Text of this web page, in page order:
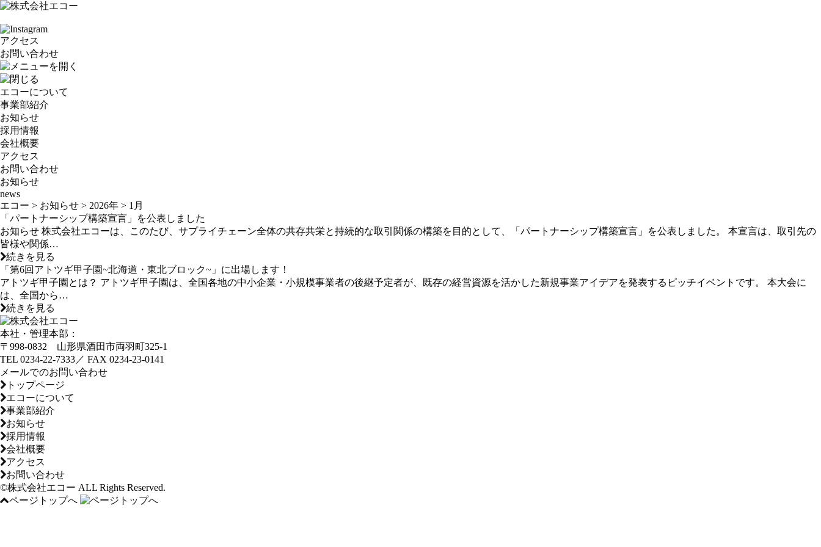
アクセス
お問い合わせ
エコーについて
事業部紹介
お知らせ
採用情報
会社概要
アクセス
お問い合わせ
お知らせ
news
エコー > お知らせ > 2026年 > 1月
「パートナーシップ構築宣言」を公表しました
お知らせ 株式会社エコーは、このたび、サプライチェーン全体の共存共栄と持続的な取引関係の構築を目的として、「パートナーシップ構築宣言」を公表しました。 本宣言は、取引先の
皆様や関係…
続きを見る
「第6回アトツギ甲子園~北海道・東北ブロック~」に出場します！
アトツギ甲子園とは？ アトツギ甲子園は、全国各地の中小企業・小規模事業者の後継予定者が、既存の経営資源を活かした新規事業アイデアを発表するピッチイベントです。 本大会に
は、全国から…
続きを見る
本社・管理本部：
〒998-0832 山形県酒田市両羽町325-1
TEL 0234-22-7333／ FAX 0234-23-0141
メールでのお問い合わせ
トップページ
エコーについて
事業部紹介
お知らせ
採用情報
会社概要
アクセス
お問い合わせ
©株式会社エコー ALL Rights Reserved.
ページトップへ